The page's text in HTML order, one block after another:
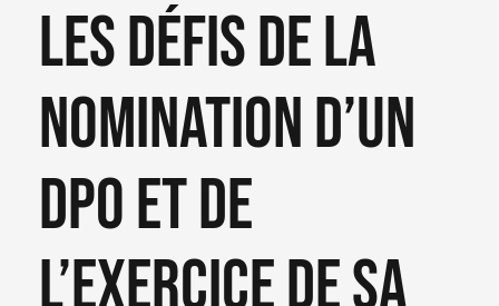
Les défis de la
nomination d’un
DPO et de
l’exercice de sa